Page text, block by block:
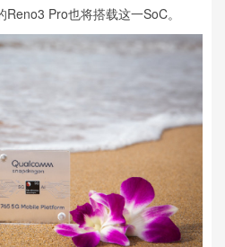
Pro也将搭载这一SoC。